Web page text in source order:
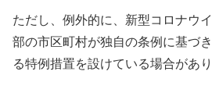
ただし、例外的に、新型コロナウ
部の市区町村が独自の条例に基づ
る特例措置を設けている場合があり